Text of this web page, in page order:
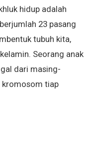
hidup adalah
23 pasang
tubuh kita,
Seorang anak
dari masing-
kromosom tiap